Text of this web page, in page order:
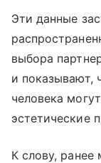
Эти данные
выбора
и показывают,
человека
эстетические
К слову, ранее